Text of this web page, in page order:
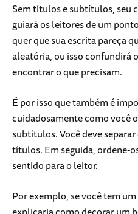
Sem títulos e subtítulos, seu
guiará os leitores de um
quer que sua escrita pareça
aleatória, ou isso confundirá
encontrar o que precisam.
É por isso que também é
cuidadosamente como você
subtítulos. Você deve
títulos. Em seguida, ordene-
sentido para o leitor.
Por exemplo, se você tem um